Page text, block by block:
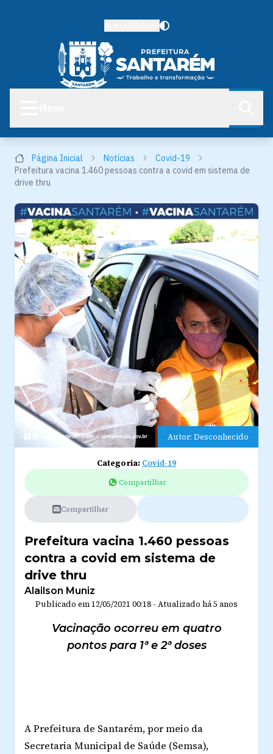
Página Inicial Notícias
Covid-19
Prefeitura vacina 1.460 pessoas contra a covid em sistema de
drive thru
Autor: Desconhecido
Categoria: Covid-19
Compartilhar
Compartilhar
Prefeitura vacina 1.460 pessoas
contra a covid em sistema de
drive thru
Alailson Muniz
Publicado em 12/05/2021 00:18 - Atualizado há 5 anos
Vacinação ocorreu em quatro
pontos para 1ª e 2ª doses
A Prefeitura de Santarém, por meio da
Secretaria Municipal de Saúde (Semsa),